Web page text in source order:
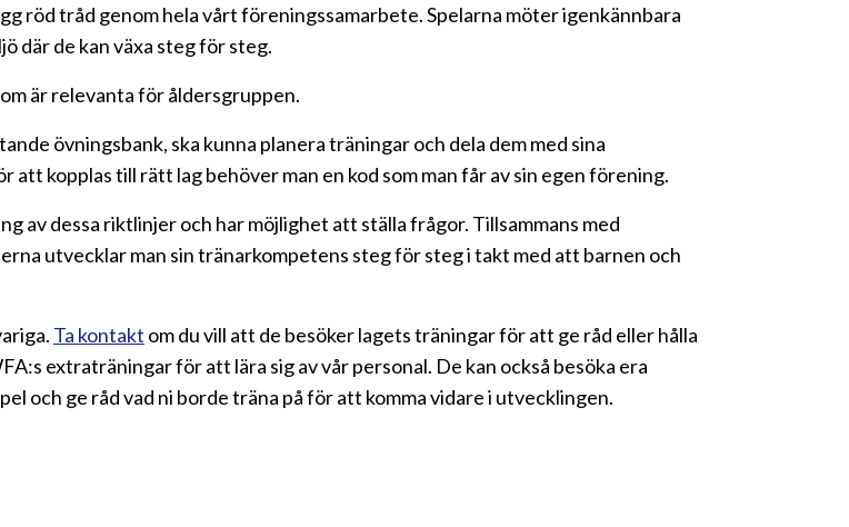
röd tråd genom hela vårt föreningssamarbete. Spelarna möter igenkännbara
där de kan växa steg för steg.
är relevanta för åldersgruppen.
övningsbank, ska kunna planera träningar och dela dem med sina
att kopplas till rätt lag behöver man en kod som man får av sin egen förening.
av dessa riktlinjer och har möjlighet att ställa frågor. Tillsammans med
utvecklar man sin tränarkompetens steg för steg i takt med att barnen och
Ta kontakt om du vill att de besöker lagets träningar för att ge råd eller hålla
extraträningar för att lära sig av vår personal. De kan också besöka era
och ge råd vad ni borde träna på för att komma vidare i utvecklingen.